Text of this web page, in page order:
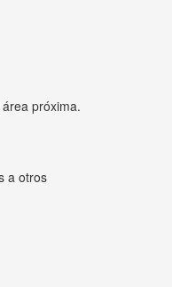
próxima.
a otros